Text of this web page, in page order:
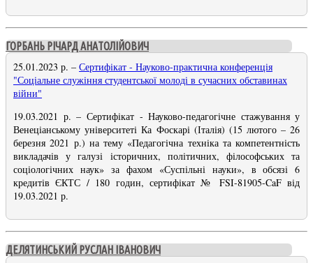
ГОРБАНЬ РІЧАРД АНАТОЛІЙОВИЧ
25.01.2023 р. – Сертифікат - Науково-практична конференція
"Соціальне служіння студентської молоді в сучасних обставинах
війни"
19.03.2021 р.– Сертифікат - Науково-педагогічне стажування у
Венеціанському університеті Ка Фоскарі (Італія) (15 лютого – 26
березня 2021 р.) на тему «Педагогічна техніка та компетентність
викладачів у галузі історичних, політичних, філософських та
соціологічних наук» за фахом «Суспільні науки», в обсязі 6
кредитів ЄКТС / 180 годин, сертифікат № FSI-81905-CaF від
19.03.2021 р.
ДЕЛЯТИНСЬКИЙ РУСЛАН ІВАНОВИЧ